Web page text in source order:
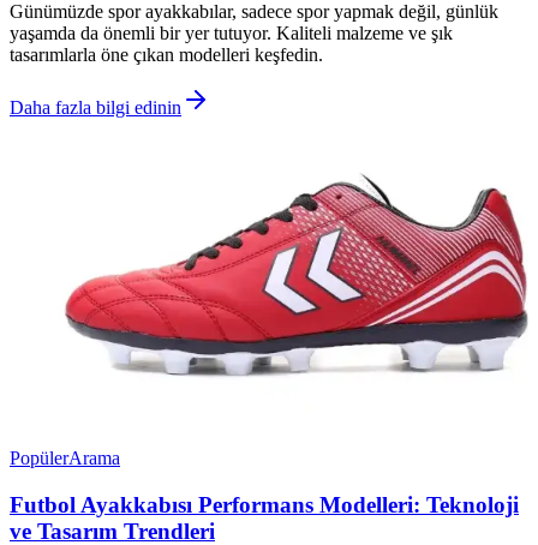
Günümüzde spor ayakkabılar, sadece spor yapmak değil, günlük
yaşamda da önemli bir yer tutuyor. Kaliteli malzeme ve şık
tasarımlarla öne çıkan modelleri keşfedin.
Daha fazla bilgi edinin
PopülerArama
Futbol Ayakkabısı Performans Modelleri: Teknoloji
ve Tasarım Trendleri